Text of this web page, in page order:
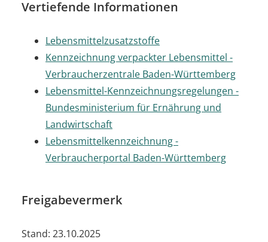
Vertiefende Informationen
Lebensmittelzusatzstoffe
Kennzeichnung verpackter Lebensmittel -
Verbraucherzentrale Baden-Württemberg
Lebensmittel-Kennzeichnungsregelungen -
Bundesministerium für Ernährung und
Landwirtschaft
Lebensmittelkennzeichnung -
Verbraucherportal Baden-Württemberg
Freigabevermerk
Stand: 23.10.2025